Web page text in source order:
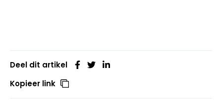
Deel dit artikel
Kopieer link